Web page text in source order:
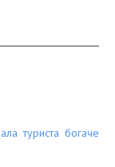
туриста богаче